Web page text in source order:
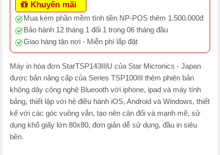
Khuyến mãi
Mua kèm phần mềm tính tiền NP-POS thêm 1.500.000đ
Bảo hành 12 tháng 1 đổi 1 trong 06 tháng đầu
Giao hàng tận nơi - Miễn phí lắp đặt
Máy in hóa đơn StarTSP143IIIU của Star Micronics - Japan
được bản nâng cấp của Series TSP100III thêm phiên bản
không dây công nghệ Blueooth với iphone, ipad và máy tính
bảng, thiết lập với hệ điều hành iOS, Android và Windows, thiết
kế với các góc vuông vắn, tạo nên cân đối và mạnh mẽ, sử
dụng khổ giấy lớn 80x80, đơn giản dễ sử dụng, đầu in siêu
bền.